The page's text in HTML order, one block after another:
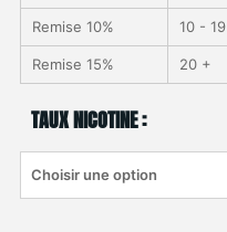
Remise 10% 10 - 19
Remise 15% 20 +
TAUX NICOTINE :